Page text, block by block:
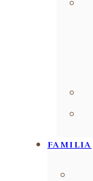
FAMILIA